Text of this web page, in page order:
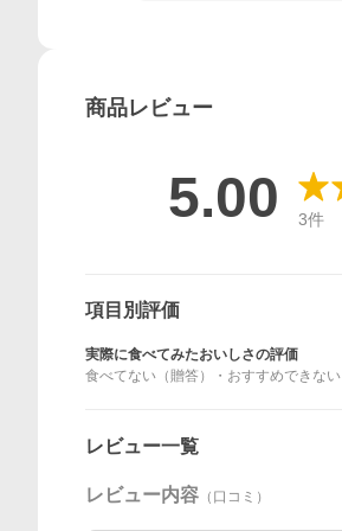
商品レビュー
5.00 3件
項目別評価
実際に食べてみたおいしさの評価
食べてない（贈答）
・ おすすめできない
レビュー一覧
レビュー内容 （口コミ）